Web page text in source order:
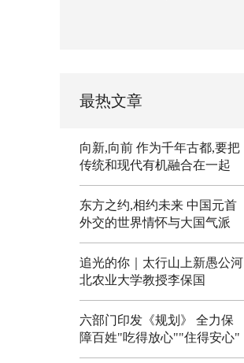
最热文章
向新,向前 作为千年古都,要把
传统和现代有机融合在一起
东方之约,相约未来 中国元首
外交的世界情怀与大国气派
追光的你｜太行山上新愚公河
北农业大学教授李保国
六部门印发《规划》 全力保
障百姓"吃得放心""住得安心"